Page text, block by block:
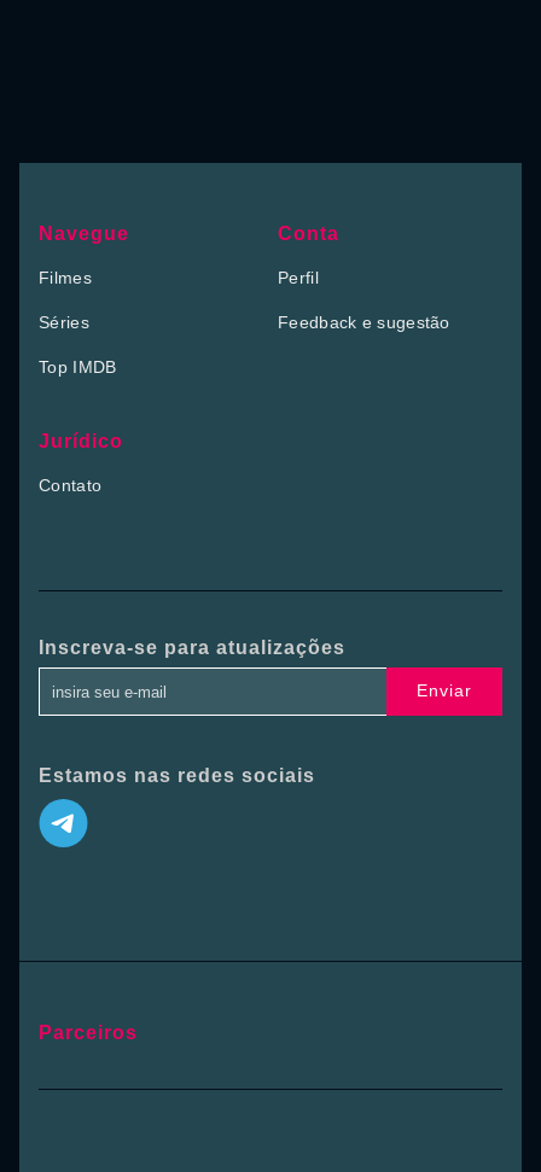
Navegue
Filmes
Séries
Top IMDB
Conta
Perfil
Feedback e sugestão
Jurídico
Contato
Inscreva-se para atualizações
Enviar
Estamos nas redes sociais
Parceiros